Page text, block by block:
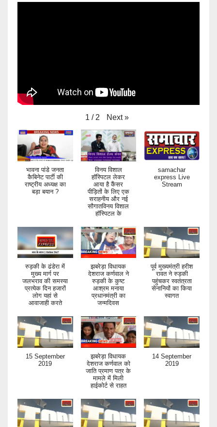
1 / 2 Next »
भावना पांडे जनता
कैबिनेट पार्टी की
राष्ट्रीय अध्यक्ष का
बड़ा बयान ?
विनय विशाल
हॉस्पिटल लेकर
आया है कैंसर
पीड़ितों के लिए एक
सराहनीय और नई
सौगातविनय विशाल
हॉस्पिटल के
samachar
express Live
Stream
रुड़की के ढंडेरा में
मुख्य मार्ग पर
जलभराव की समस्या
प्रत्येक दिन हजारों
लोग यहां से
आवाजाही करते
झबरेड़ा विधायक
देशराज कर्णवाल ने
रुड़की के कुष्ट
आश्रम मनाया
प्रधानमंत्री का
जन्मदिवस
पूर्व मुख्यमंत्री हरीश
रावत ने रुड़की
पहुंचकर स्वतंत्रता
सेनानियों का किया
स्वागत
15 September
2019
झबरेड़ा विधायक
देशराज कर्णवाल को
जाति प्रमाण पत्र के
मामले में मिली
हाईकोर्ट से राहत
14 September
2019